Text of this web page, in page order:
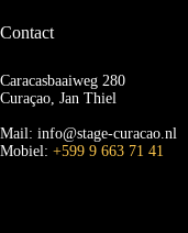
Contact
Caracasbaaiweg 280
Curaçao, Jan Thiel
Mail: info@stage-curacao.nl
Mobiel: +599 9 663 71 41